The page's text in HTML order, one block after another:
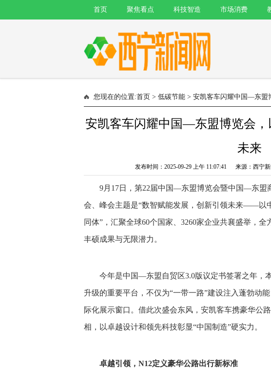
首页 聚焦看点 科技智造 市场消费
您现在的位置:首页 > 低碳节能 > 安凯客车闪耀中国—东盟
安凯客车闪耀中国—东盟博览会
未来
发布时间：2025-09-29 上午 11:07:41 来源：西
9月17日，第22届中国—东盟博览会暨中国—东盟
会、峰会主题是“数智赋能发展，创新引领未来——以
同体”，汇聚全球60个国家、3260家企业共襄盛举，
丰硕成果与无限潜力。
今年是中国—东盟自贸区3.0版议定书签署之年，
升级的重要平台，不仅为“一带一路”建设注入蓬勃动
际化展示窗口。借此次盛会东风，安凯客车携豪华公
相，以卓越设计和领先科技彰显“中国制造”硬实力。
卓越引领，N12定义豪华公路出行新标准